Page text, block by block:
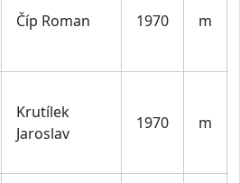
Číp Roman 1970 m
Krutílek
Jaroslav
1970 m